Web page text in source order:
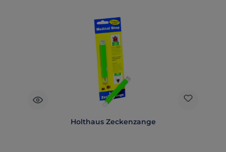
Holthaus Zeckenzange